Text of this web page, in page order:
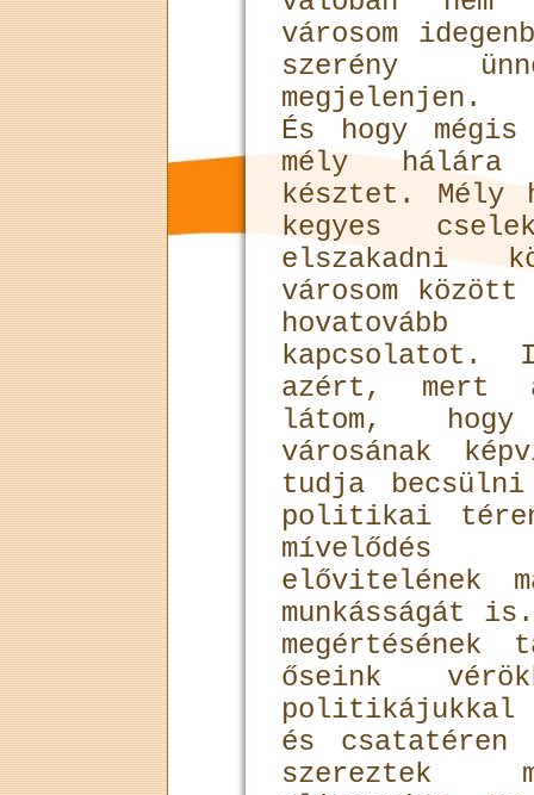
városom
szerény
megjelenjen.
És hogy
mély
késztet. Mély
kegyes
elszakadni
városom
kapcsolatot.
azért, mert
látom, hogy
városának
tudja
politikai téren
mívelődés
elővitelének
munkásságát
megértésének
őseink
és csatatéren
szereztek